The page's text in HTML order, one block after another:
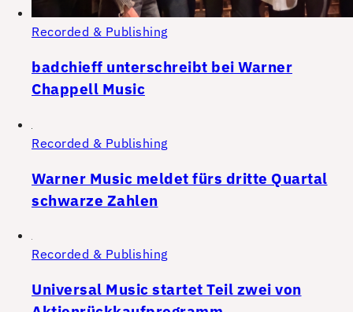
Recorded & Publishing
badchieff unterschreibt bei Warner
Chappell Music
Recorded & Publishing
Warner Music meldet fürs dritte Quartal
schwarze Zahlen
Recorded & Publishing
Universal Music startet Teil zwei von